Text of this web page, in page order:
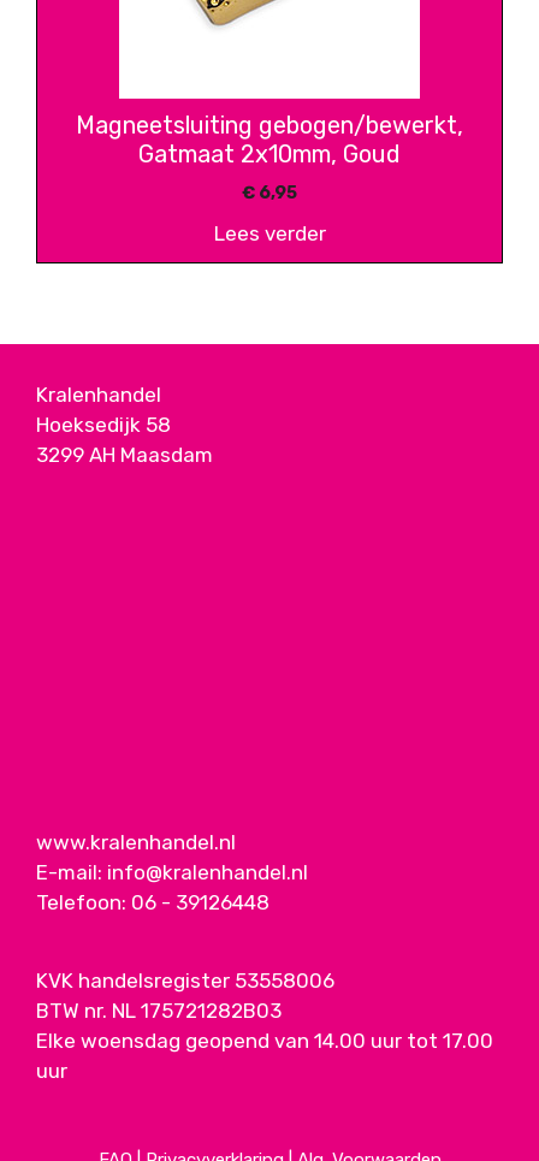
Magneetsluiting gebogen/bewerkt,
Gatmaat 2x10mm, Goud
€ 6,95
Lees verder
Kralenhandel
Hoeksedijk 58
3299 AH Maasdam
www.kralenhandel.nl
E-mail: info@kralenhandel.nl
Telefoon: 06 - 39126448
KVK handelsregister 53558006
BTW nr. NL 175721282B03
Elke woensdag geopend van 14.00 uur tot 17.00
uur